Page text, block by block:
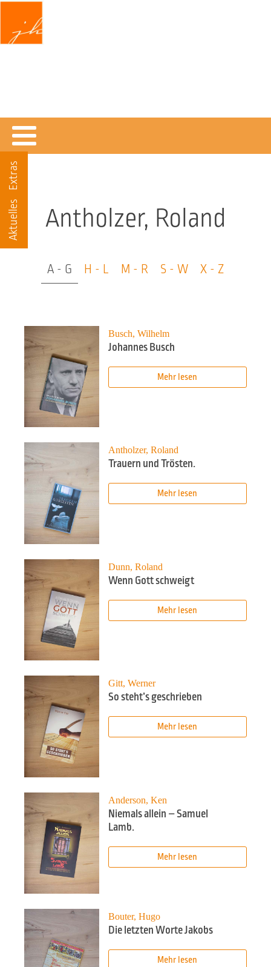
Aktuelles
Extras
Antholzer, Roland
A - G H - L M - R S - W X - Z
Busch, Wilhelm
Johannes Busch
Mehr lesen
Antholzer, Roland
Trauern und Trösten.
Mehr lesen
Dunn, Roland
Wenn Gott schweigt
Mehr lesen
Gitt, Werner
So steht’s geschrieben
Mehr lesen
Anderson, Ken
Niemals allein – Samuel
Lamb.
Mehr lesen
Bouter, Hugo
Die letzten Worte Jakobs
Mehr lesen